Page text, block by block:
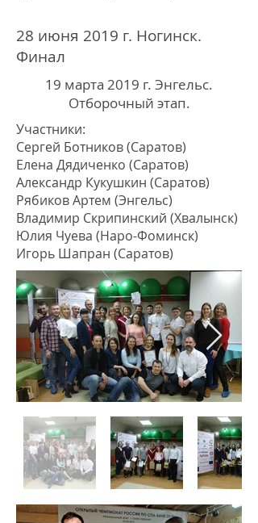
28 июня 2019 г. Ногинск.
Финал
19 марта 2019 г. Энгельс.
Отборочный этап.
Участники:
Сергей Ботников (Саратов)
Елена Дядиченко (Саратов)
Александр Кукушкин (Саратов)
Рябиков Артем (Энгельс)
Владимир Скрипинский (Хвалынск)
Юлия Чуева (Наро-Фоминск)
Игорь Шапран (Саратов)